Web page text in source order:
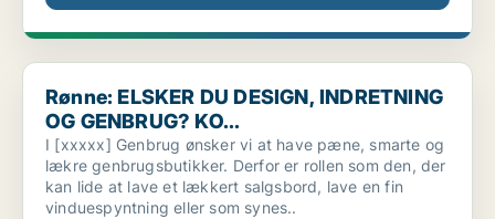
Rønne: ELSKER DU DESIGN, INDRETNING OG GENBRUG? KO...
Rønne: ELSKER DU DESIGN, INDRETNING
OG GENBRUG? KO...
I [xxxxx] Genbrug ønsker vi at have pæne, smarte og
lækre genbrugsbutikker. Derfor er rollen som den, der
kan lide at lave et lækkert salgsbord, lave en fin
vinduespyntning eller som synes..